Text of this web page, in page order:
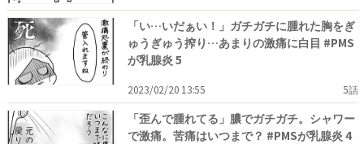
「い…いだぁい！」ガチガチに腫れた胸をぎ
ゅうぎゅう搾り…あまりの激痛に白目 #PMS
が乳腺炎 5
2023/02/20 13:55 5話
「歪んで腫れてる」膿でガチガチ。シャワー
で激痛。苦痛はいつまで？ #PMSが乳腺炎 4